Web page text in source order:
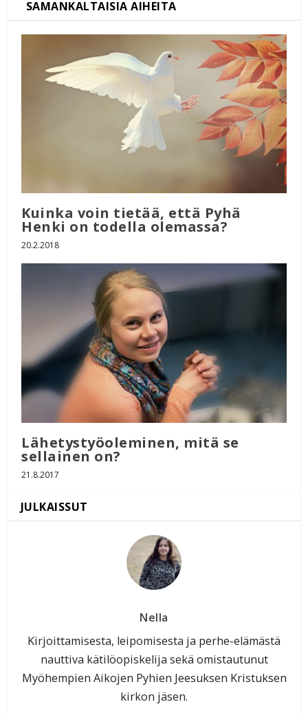
Kuinka voin tietää, että Pyhä
Henki on todella olemassa?
20.2.2018
Lähetystyöoleminen, mitä se
sellainen on?
21.8.2017
Nella
Kirjoittamisesta, leipomisesta ja perhe-elämästä
nauttiva kätilöopiskelija sekä omistautunut
Myöhempien Aikojen Pyhien Jeesuksen Kristuksen
kirkon jäsen.